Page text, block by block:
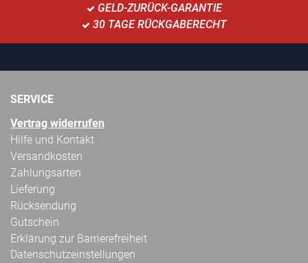
GELD-ZURÜCK-GARANTIE
30 TAGE RÜCKGABERECHT
SERVICE
Vertrag widerrufen
Hilfe und Kontakt
Versandkosten
Zahlungsarten
Lieferung
Rücksendung
Gutschein
Erklärung zur Barrierefreiheit
Datenschutzeinstellungen